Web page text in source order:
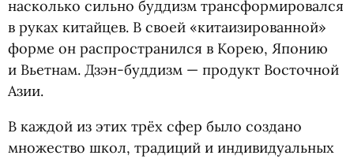
насколько сильно буддизм трансформировался
в руках китайцев. В своей «китаизированной»
форме он распространился в Корею, Японию
и Вьетнам. Дзэн-буддизм — продукт Восточной
Азии.
В каждой из этих трёх сфер было создано
множество школ, традиций и индивидуальных